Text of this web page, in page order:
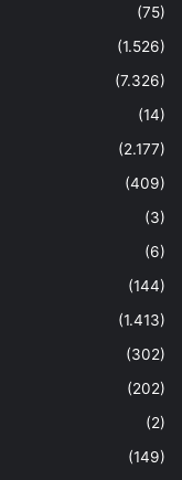
(75)
(1.526)
(7.326)
(14)
(2.177)
(409)
(3)
(6)
(144)
(1.413)
(302)
(202)
(2)
(149)